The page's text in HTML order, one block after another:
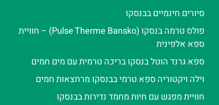
סיורים חינמיים בבנסקו
פולס טרמה בנסקו (Pulse Therme Bansko) – חוויית
ספא אלפינית
ספא גרנד הוטל בנסקו בריכה טרמית עם מים חמים
וילה ויקטוריה ספא טרמי בבנסקו מרחצאות חמים
חוויית מפגש עם חיות מחמד נדירות בבנסקו